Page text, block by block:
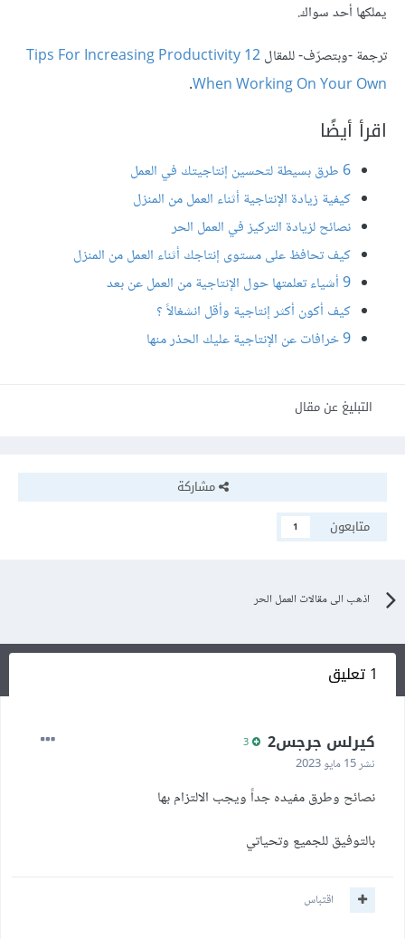
يملكها أحد سواك.
ترجمة -وبتصرّف- للمقال
12 Tips For Increasing Productivity
When Working On Your Own
.
اقرأ أيضًا
6 طرق بسيطة لتحسين إنتاجيتك في العمل
كيفية زيادة الإنتاجية أثناء العمل من المنزل
نصائح لزيادة التركيز في العمل الحر
كيف تحافظ على مستوى إنتاجك أثناء العمل من المنزل
9 أشياء تعلمتها حول الإنتاجية من العمل عن بعد
كيف أكون أكثر إنتاجية وأقل انشغالاً ؟
9 خرافات عن الإنتاجية عليك الحذر منها
التبليغ عن مقال
مشاركة
متابعون
1
اذهب الى مقالات العمل الحر
1 تعليق
كيرلس جرجس2
نشر15 مايو 2023
نصائح وطرق مفيده جداً ويجب الالتزام بها
بالتوفيق للجميع وتحياتي
اقتباس